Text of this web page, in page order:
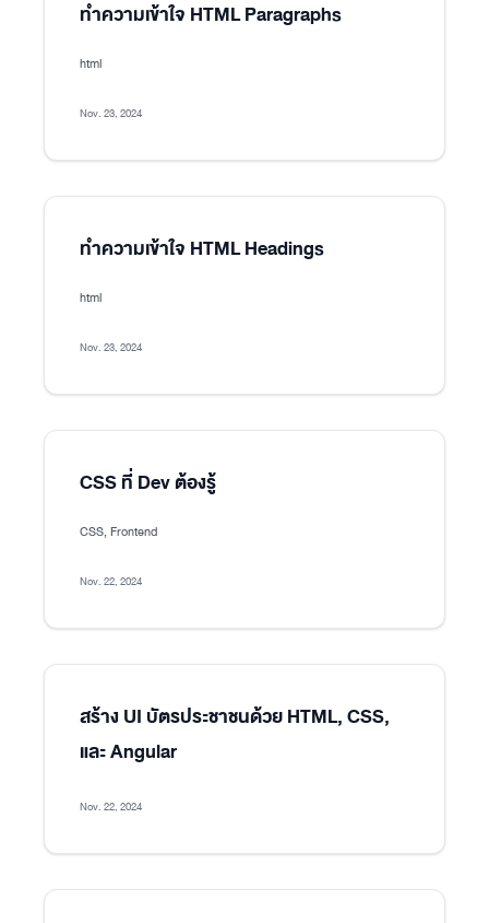
ทำความเข้าใจ HTML Paragraphs
html
Nov. 23, 2024
ทำความเข้าใจ HTML Headings
html
Nov. 23, 2024
CSS ที่ Dev ต้องรู้
CSS, Frontend
Nov. 22, 2024
สร้าง UI บัตรประชาชนด้วย HTML, CSS,
และ Angular
Nov. 22, 2024